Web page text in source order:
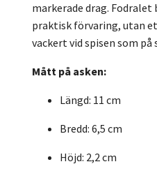
markerade drag.
praktisk förvaring, utan
vackert vid spisen som
Mått på asken:
Längd: 11 cm
Bredd: 6,5 cm
Höjd: 2,2 cm